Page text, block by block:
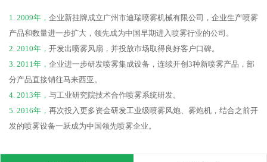
1. 2009年， 企业新挂牌成立广州市迪瑞喷雾机械有限公司，企业生产喷雾
产品和数量进一步扩大，领先成为中国早期进入喷雾行业的公司。
2. 2010年， 开发出喷雾风扇，并投放市场取得良好客户口碑。
3. 2011年， 企业进一步研发喷雾集成设备，连续开创3种新喷雾产品，部
分产品直接销往马来西亚。
4. 2013年， 与工业研究院技术合作喷雾系统研发。
5. 2016年， 再次投入更多资金研发工业级喷雾风炮、雾炮机，结合之前开
发的喷雾设备一跃成为中国领先喷雾企业。